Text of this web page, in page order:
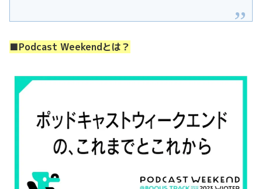
■Podcast Weekendとは？